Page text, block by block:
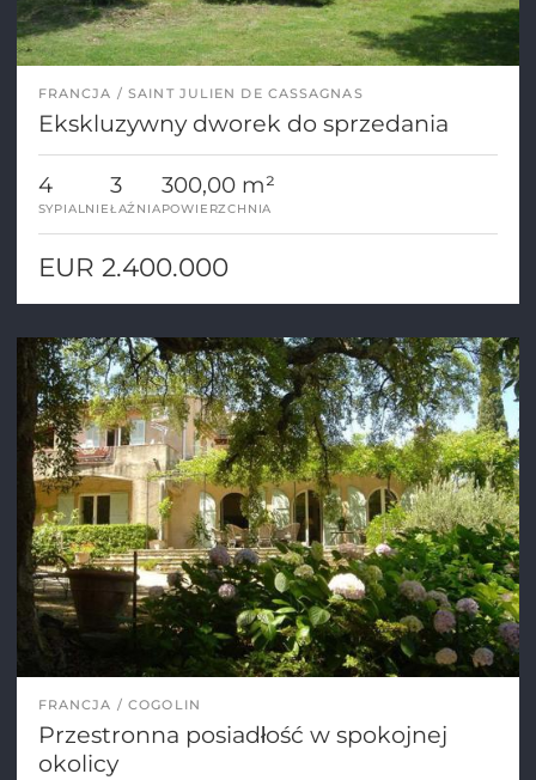
FRANCJA SAINT JULIEN DE CASSAGNAS
Ekskluzywny dworek do sprzedania
4
SYPIALNIE
3
ŁAŹNIA
300,00 m²
POWIERZCHNIA
EUR 2.400.000
FRANCJA COGOLIN
Przestronna posiadłość w spokojnej
okolicy